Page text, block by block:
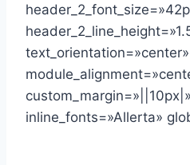
text_orientation=»center»
inline_fonts=»Allerta»